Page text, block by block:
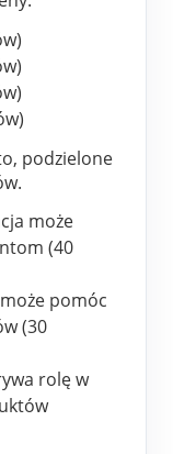
podzielone
może
(40
pomóc
(30
rolę w